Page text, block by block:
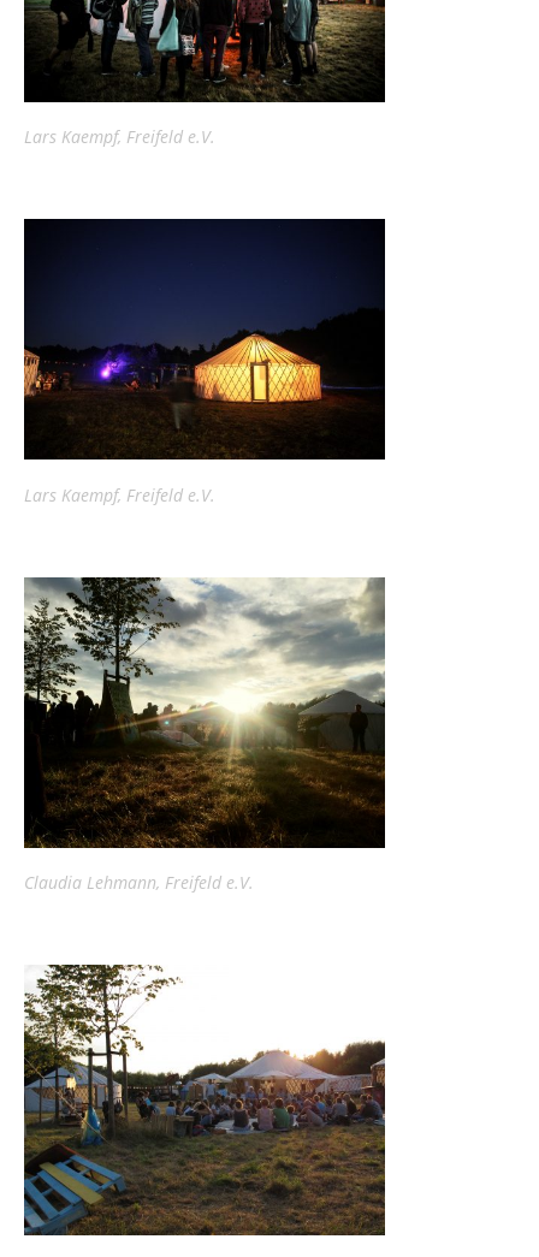
Lars Kaempf, Freifeld e.V.
Lars Kaempf, Freifeld e.V.
Claudia Lehmann, Freifeld e.V.